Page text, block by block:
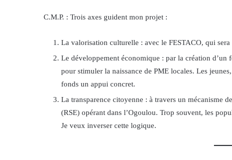
C.M.P. : Trois axes guident mon projet :
La valorisation culturelle : avec le FESTACO, qui
Le développement économique : par la création
pour stimuler la naissance de PME locales. Les
fonds un appui concret.
La transparence citoyenne : à travers un mécanisme
(RSE) opérant dans l’Ogoulou. Trop souvent, les
Je veux inverser cette logique.